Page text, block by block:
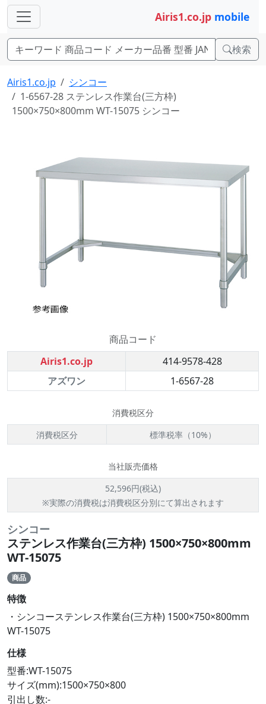
Airis1.co.jp mobile
検索
Airis1.co.jp
シンコー
1-6567-28 ステンレス作業台(三方枠)
1500×750×800mm WT-15075 シンコー
商品コード
Airis1.co.jp
414-9578-428
アズワン
1-6567-28
消費税区分
消費税区分
標準税率（10%）
当社販売価格
52,596円(税込)
※実際の消費税は消費税区分別にて算出されます
シンコー
ステンレス作業台(三方枠) 1500×750×800mm
WT-15075
商品
特徴
・シンコーステンレス作業台(三方枠) 1500×750×800mm
WT-15075
仕様
型番:WT-15075
サイズ(mm):1500×750×800
引出し数:-